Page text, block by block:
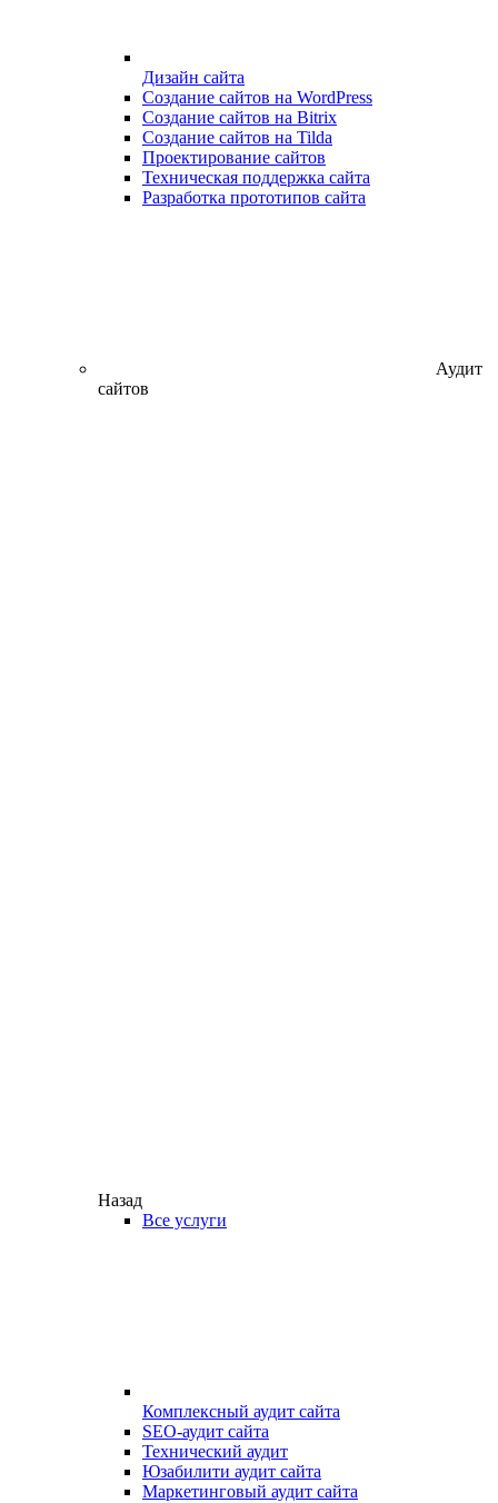
Дизайн сайта
Создание сайтов на WordPress
Создание сайтов на Bitrix
Создание сайтов на Tilda
Проектирование сайтов
Техническая поддержка сайта
Разработка прототипов сайта
Аудит
сайтов
Назад
Все услуги
Комплексный аудит сайта
SEO-аудит сайта
Технический аудит
Юзабилити аудит сайта
Маркетинговый аудит сайта